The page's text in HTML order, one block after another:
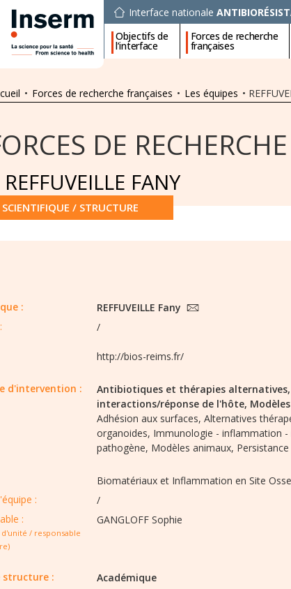
Interface nationale
Objectifs de
l’interface
Forces de recherche
françaises
• Forces de recherche françaises • Les équipes •
DE
REFFUVEILLE FANY
SCIENTIFIQUE / STRUCTURE
:
REFFUVEILLE Fany
/
http://bios-reims.fr/
d'intervention : Antibiotiques et thérapies alternatives,
interactions/réponse de l'hôte,
Adhésion aux surfaces, Alternatives
organoides, Immunologie - inflammation
pathogène, Modèles animaux,
Biomatériaux et Inflammation en Site
:​
/
:
/ responsable
GANGLOFF Sophie
structure :​
Académique